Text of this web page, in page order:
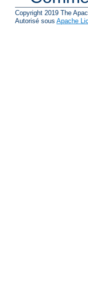
Copyright 2019 The
Autorisé sous Apache